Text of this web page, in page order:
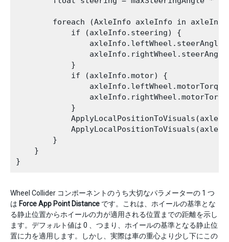
foreach (AxleInfo axleInfo in
            if (axleInfo.steering) {
axleInfo.leftWheel.steerAngle
            }
            if (axleInfo.motor) {
            }
        }
    }
Wheel Collider コンポーネントのうち大切なパラメーターの 1 つ
は Force App Point Distance です。これは、ホイールの基準とな
る静止位置からホイールの力が適用される位置までの距離を示し
ます。デフォルト値は 0 、つまり、ホイールの基準となる静止位
置に力を適用します。しかし、実際は車の重心より少し下にこの